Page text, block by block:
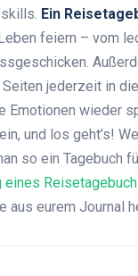
Ein
feiern – vom
jederzeit in
Emotionen wieder
und los geht’s!
so ein Tagebuch
eines
aus eurem Journal